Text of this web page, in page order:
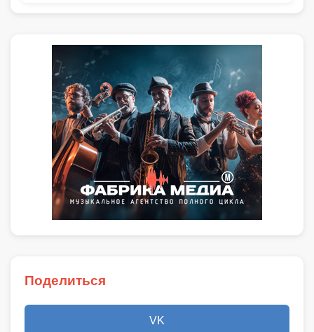
Поделиться
VK